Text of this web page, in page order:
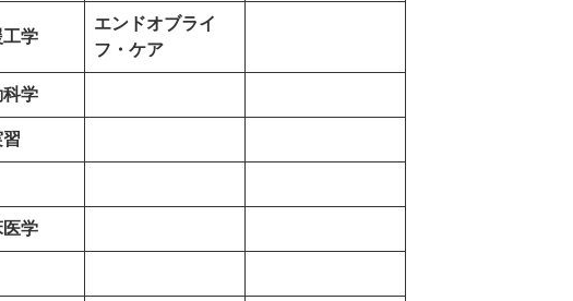
学
エンドオブライ
フ・ケア
科学
学